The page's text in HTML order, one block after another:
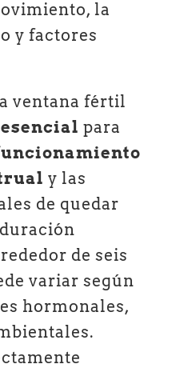
la
y factores
ventana fértil
para
y las
de quedar
de seis
variar según
hormonales,